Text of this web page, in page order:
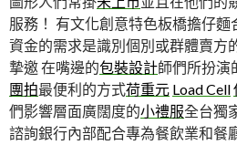
服務！ 有文化創意特色板橋擔仔麵
資金的需求是識別個別或群體賣方
摯邀 在嘴邊的包裝設計師們所扮演
團拍最便利的方式荷重元 Load Cell
們影響層面廣闊度的小禮服全台獨
諮詢銀行內部配合專為餐飲業和餐